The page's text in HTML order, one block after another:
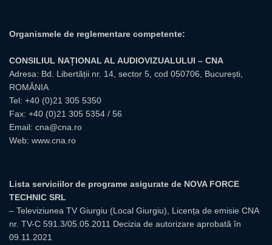
Organismele de reglementare competente:
CONSILIUL NAȚIONAL AL AUDIOVIZUALULUI – CNA
Adresa: Bd. Libertății nr. 14, sector 5, cod 050706, București,
ROMÂNIA
Tel: +40 (0)21 305 5350
Fax: +40 (0)21 305 5354 / 56
Email: cna@cna.ro
Web: www.cna.ro
Lista serviciilor de programe asigurate de NOVA FORCE
TECHNIC SRL
– Televiziunea TV Giurgiu (Local Giurgiu), Licența de emisie CNA
nr. TV-C 591.3/05.05.2011 Decizia de autorizare aprobată în
09.11.2021